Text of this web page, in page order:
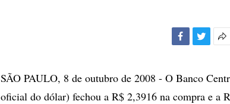
SÃO PAULO, 8 de outubro de 2008 - O Banco
oficial do dólar) fechou a R$ 2,3916 na compra e a